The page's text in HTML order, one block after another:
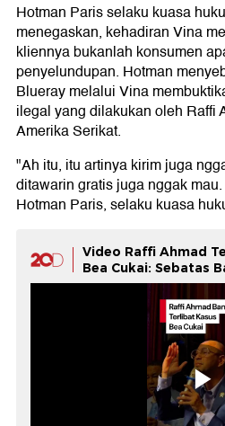
Hotman Paris selaku kuasa
menegaskan, kehadiran Vina
kliennya bukanlah konsumen
penyelundupan. Hotman
Blueray melalui Vina
ilegal yang dilakukan oleh Raffi
Amerika Serikat.
"Ah itu, itu artinya kirim juga
ditawarin gratis juga nggak
Hotman Paris, selaku kuasa
Video Raffi Ahmad
Bea Cukai: Sebatas